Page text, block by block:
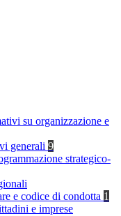
su organizzazione e
generali 9
strategico-
e codice di condotta 1
e imprese